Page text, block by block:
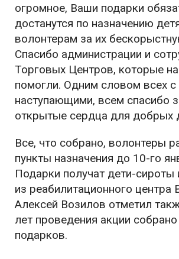
огромное, Ваши подарки
достанутся по назначению
волонтерам за их
Спасибо администрации и
Торговых Центров, которые
помогли. Одним словом всех с
наступающими, всем спасибо
открытые сердца для добрых
Все, что собрано, волонтеры
пункты назначения до 10-го
Подарки получат дети-сироты
из реабилитационного центра
Алексей Возилов отметил
лет проведения акции
подарков.